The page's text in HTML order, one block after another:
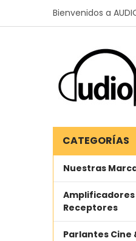
Bienvenidos a
CATEGORÍAS
Nuestras
Amplificadores
Receptores
Parlantes Cine